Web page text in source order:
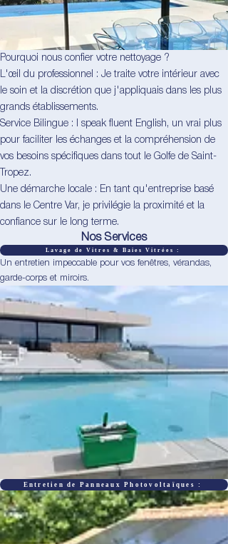
Pourquoi nous confier votre nettoyage ?
L'œil du professionnel : Je traite votre intérieur avec
le soin et la discrétion que j'appliquais dans les plus
grands établissements.
Service Bilingue : I speak fluent English, un vrai plus
pour faciliter les échanges et la compréhension de
vos besoins spécifiques dans tout le Golfe de Saint-
Tropez.
Une démarche locale : En tant qu'entreprise basé
dans le Centre Var, je privilégie la proximité et la
confiance sur le long terme.
Nos Services
Lavage de Vitres & Baies Vitrées :
Un entretien impeccable pour vos fenêtres, vérandas,
garde-corps et miroirs.
Entretien de Panneaux Photovoltaïques :